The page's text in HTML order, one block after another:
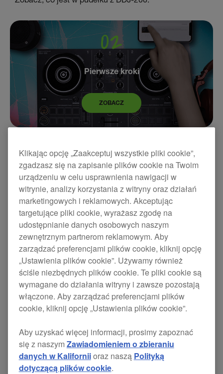
Pierwsze kroki
ZOBACZ
Przegląd DDJ-200
ZOBACZ
Poznaj układ, sterowanie i funkcje DDJ-200.
Przegląd WeDJ
Klikając opcję „Zaakceptuj wszystkie pliki cookie”,
zgadzasz się na zapisanie plików cookie na Twoim
urządzeniu w celu usprawnienia nawigacji w
witrynie, analizy korzystania z witryny oraz działań
marketingowych i reklamowych. Akceptując
targetujące pliki cookie, wyrażasz zgodę na
udostępnianie danych osobowych naszym
zewnętrznym partnerom reklamowym. Aby
zarządzać preferencjami plików cookie, kliknij opcję
„Ustawienia plików cookie”. Używamy również
ściśle niezbędnych plików cookie. Te pliki cookie są
wymagane do działania witryny i zawsze pozostają
włączone. Aby zarządzać preferencjami plików
cookie, kliknij opcję „Ustawienia plików cookie”.
Aby uzyskać więcej informacji, prosimy zapoznać
się z naszym Zawiadomieniem o zbieraniu
danych w Kaliforniioraz naszą Polityką
dotyczącą plików cookie.